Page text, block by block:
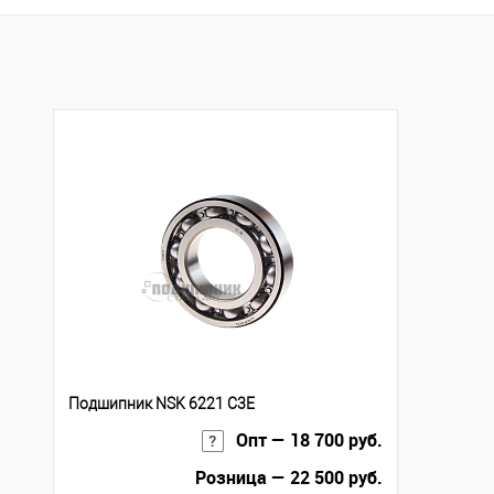
Купить в 1 клик
К сравнению
Подшипник NSK 6221 C3E
Опт — 18 700 руб.
Розница — 22 500 руб.